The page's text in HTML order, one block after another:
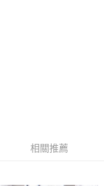
相關推薦